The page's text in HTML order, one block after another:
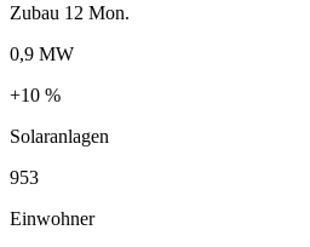
Zubau 12 Mon.
0,9 MW
+10 %
Solaranlagen
953
Einwohner